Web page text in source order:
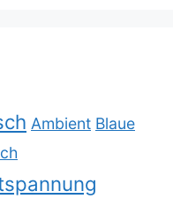
Ambient Blaue